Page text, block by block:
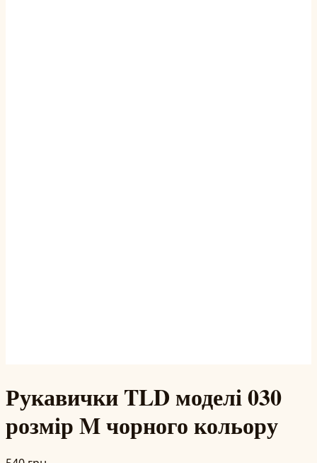
Рукавички TLD моделі 030
розмір M чорного кольору